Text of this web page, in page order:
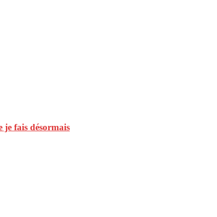
je fais désormais